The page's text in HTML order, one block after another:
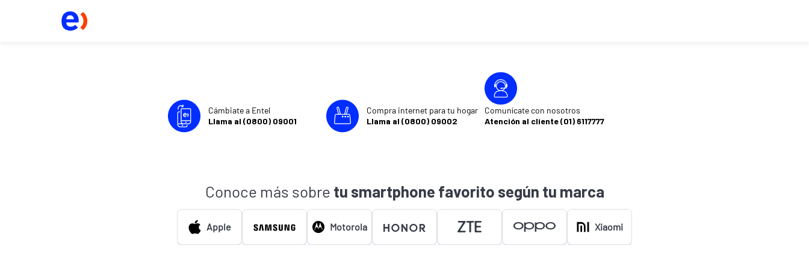
Cámbiate a Entel
Llama al (0800) 09001
Compra internet para tu hogar
Llama al (0800) 09002
Comunícate con nosotros
Atención al cliente (01) 6117777
Conoce más sobre tu smartphone favorito según tu marca
Apple Motorola Xiaomi